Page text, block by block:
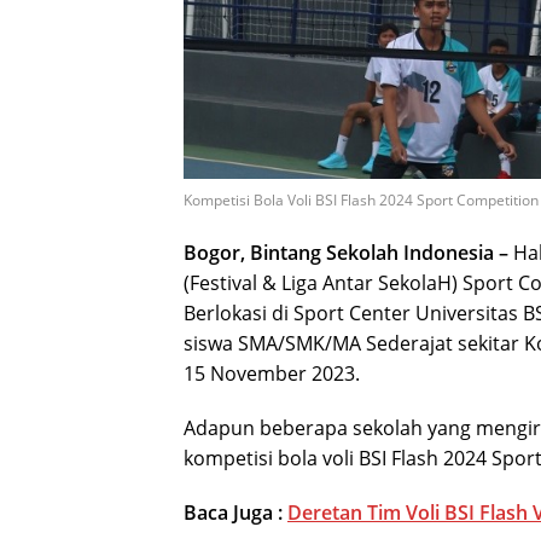
Kompetisi Bola Voli BSI Flash 2024 Sport
Bogor, Bintang Sekolah Indonesia –
(Festival & Liga Antar SekolaH) Sport
Berlokasi di Sport Center Universitas
siswa SMA/SMK/MA Sederajat sekitar
15 November 2023.
Adapun beberapa sekolah yang
kompetisi bola voli BSI Flash 2024
Baca Juga : Deretan Tim Voli BSI